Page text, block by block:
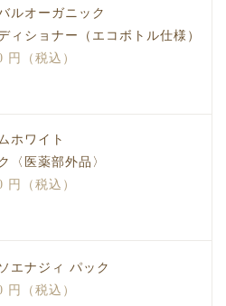
ルオーガニック
ィショナー（エコボトル仕様）
円（税込）
ホワイト
〈医薬部外品〉
円（税込）
エナジィ パック
円（税込）